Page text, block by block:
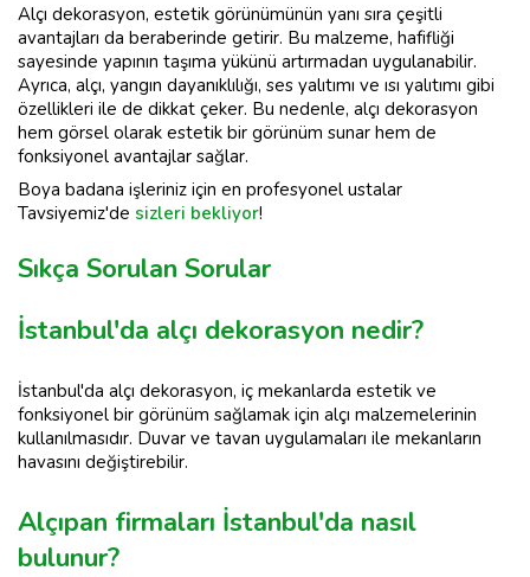
Alçı dekorasyon, estetik görünümünün yanı sıra çeşitli
avantajları da beraberinde getirir. Bu malzeme, hafifliği
sayesinde yapının taşıma yükünü artırmadan uygulanabilir.
Ayrıca, alçı, yangın dayanıklılığı, ses yalıtımı ve ısı yalıtımı gibi
özellikleri ile de dikkat çeker. Bu nedenle, alçı dekorasyon
hem görsel olarak estetik bir görünüm sunar hem de
fonksiyonel avantajlar sağlar.
Boya badana işleriniz için en profesyonel ustalar
Tavsiyemiz'de sizleri bekliyor!
Sıkça Sorulan Sorular
İstanbul'da alçı dekorasyon nedir?
İstanbul'da alçı dekorasyon, iç mekanlarda estetik ve
fonksiyonel bir görünüm sağlamak için alçı malzemelerinin
kullanılmasıdır. Duvar ve tavan uygulamaları ile mekanların
havasını değiştirebilir.
Alçıpan firmaları İstanbul'da nasıl
bulunur?